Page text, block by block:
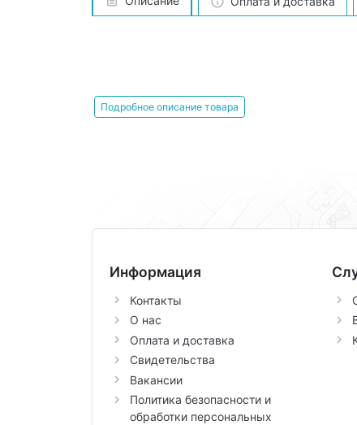
Подробное описание товара
Информация
Контакты
О нас
Оплата и доставка
Свидетельства
Вакансии
Политика безопасности и
обработки персональных